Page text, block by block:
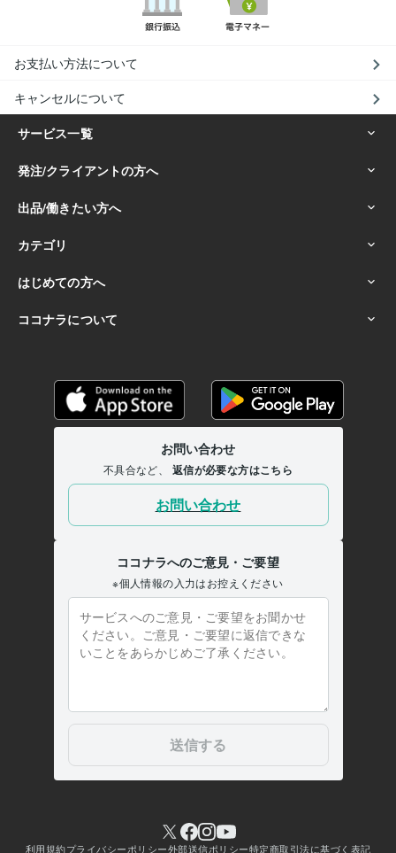
お支払い方法について
キャンセルについて